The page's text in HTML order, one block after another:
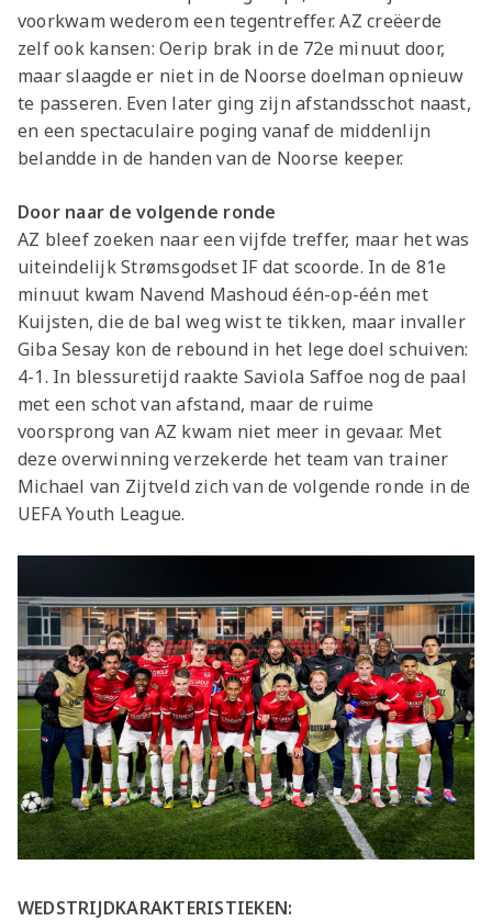
voorkwam wederom een tegentreffer. AZ creëerde
zelf ook kansen: Oerip brak in de 72e minuut door,
maar slaagde er niet in de Noorse doelman opnieuw
te passeren. Even later ging zijn afstandsschot naast,
en een spectaculaire poging vanaf de middenlijn
belandde in de handen van de Noorse keeper.
Door naar de volgende ronde
AZ bleef zoeken naar een vijfde treffer, maar het was
uiteindelijk Strømsgodset IF dat scoorde. In de 81e
minuut kwam Navend Mashoud één-op-één met
Kuijsten, die de bal weg wist te tikken, maar invaller
Giba Sesay kon de rebound in het lege doel schuiven:
4-1. In blessuretijd raakte Saviola Saffoe nog de paal
met een schot van afstand, maar de ruime
voorsprong van AZ kwam niet meer in gevaar. Met
deze overwinning verzekerde het team van trainer
Michael van Zijtveld zich van de volgende ronde in de
UEFA Youth League.
WEDSTRIJDKARAKTERISTIEKEN: